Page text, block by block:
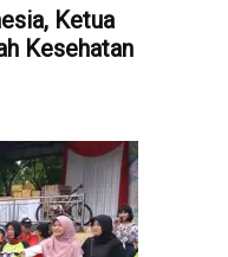
Ketua
Kesehatan